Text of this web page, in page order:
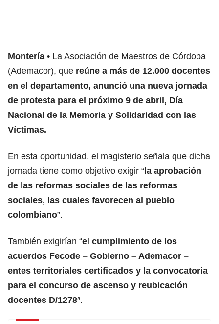
Montería
La Asociación de Maestros de Córdoba
(Ademacor), que reúne a más de 12.000 docentes
en el departamento, anunció una nueva jornada
de protesta para el próximo 9 de abril, Día
Nacional de la Memoria y Solidaridad con las
Víctimas.
En esta oportunidad, el magisterio señala que dicha
jornada tiene como objetivo exigir “la aprobación
de las reformas sociales de las reformas
sociales, las cuales favorecen al pueblo
colombiano”.
También exigirían “el cumplimiento de los
acuerdos Fecode – Gobierno – Ademacor –
entes territoriales certificados y la convocatoria
para el concurso de ascenso y reubicación
docentes D/1278″.